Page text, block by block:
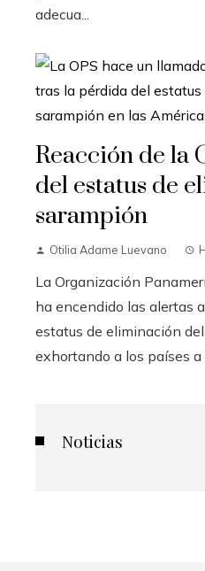
adecua...
Reacción de la
del estatus de
sarampión
Otilia Adame Luevano
La Organización
ha encendido las alertas
estatus de eliminación
exhortando a los países a
Noticias